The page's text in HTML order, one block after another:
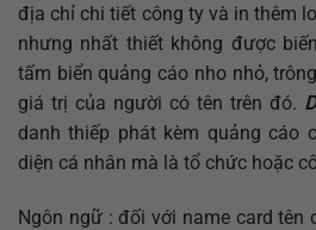
địa chỉ chi tiết công ty và in thêm
nhưng nhất thiết không được
tấm biển quảng cáo nho nhỏ,
giá trị của người có tên trên đó.
danh thiếp phát kèm quảng cáo
diện cá nhân mà là tổ chức hoặc
Ngôn ngữ : đối với name card tên